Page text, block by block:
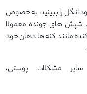
انگل را ببینید، به‌ خصوص
شپش‌ های جونده معمولا
مانند کنه ‌ها دهان خود
مشکلات پوستی،